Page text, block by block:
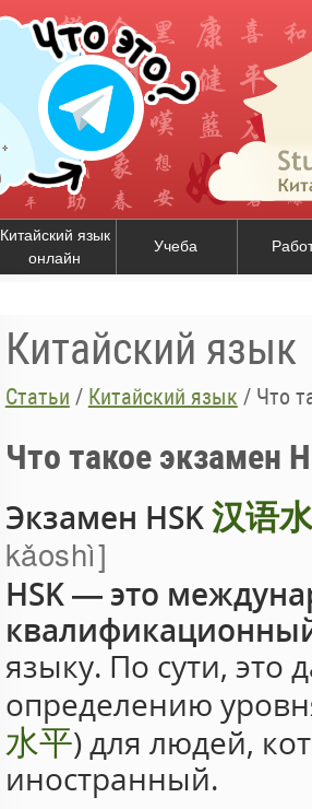
Китайский язык
онлайн
Учеба
Китайский язык
Статьи / Китайский язык / Что
Что такое экзамен
Экзамен HSK汉语
kǎoshì
HSK — это
языку. По сути, это
определению
水平) для людей,
иностранный.